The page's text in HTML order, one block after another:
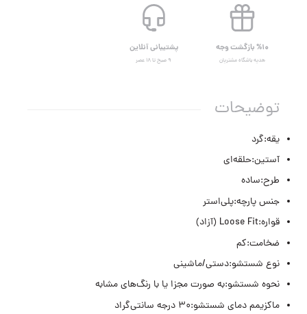
%۱۰ بازگشت وجه
هدیه باشگاه مشتریان
پشتیبانی آنلاین
۹ صبح تا ۱۸ عصر
توضیحات
یقه:گرد
آستین:حلقه‌ای
طرح:ساده
جنس پارچه:پلی‌استر
قواره:Loose Fit (آزاد)
ضخامت:کم
نوع شستشو:دستی/ماشینی
نحوه شستشو:به صورت مجزا یا با رنگ‌های مشابه
ماکزیمم دمای شستشو:۳۰ درجه سانتی‌گراد